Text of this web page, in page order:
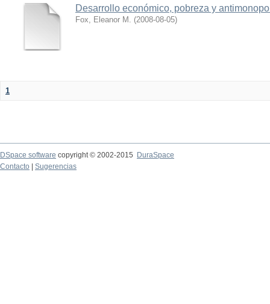
Desarrollo económico, pobreza y
Fox, Eleanor M. (2008-08-05)
1
DSpace software copyright © 2002-2015
DuraSpace
Contacto
Sugerencias